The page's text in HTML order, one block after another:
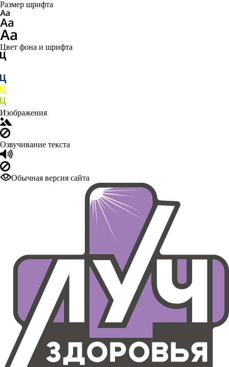
Размер шрифта
Цвет фона и шрифта
Изображения
Озвучивание текста
Обычная версия сайта